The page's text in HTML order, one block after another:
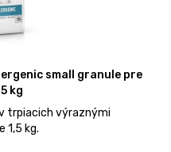
small granule pre
kg
trpiacich výraznými
1,5 kg.